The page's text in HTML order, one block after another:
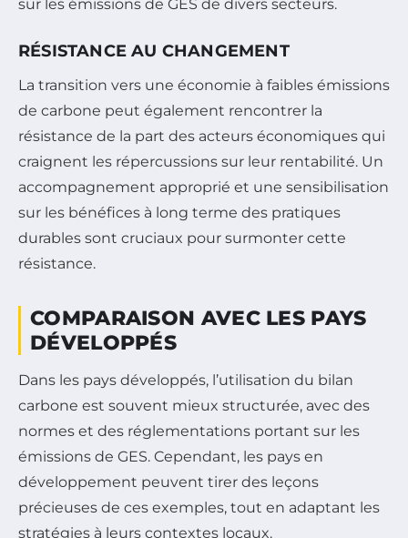
sur les émissions de GES de divers secteurs.
RÉSISTANCE AU CHANGEMENT
La transition vers une économie à faibles émissions
de carbone peut également rencontrer la
résistance de la part des acteurs économiques qui
craignent les répercussions sur leur rentabilité. Un
accompagnement approprié et une sensibilisation
sur les bénéfices à long terme des pratiques
durables sont cruciaux pour surmonter cette
résistance.
COMPARAISON AVEC LES PAYS
DÉVELOPPÉS
Dans les pays développés, l’utilisation du bilan
carbone est souvent mieux structurée, avec des
normes et des réglementations portant sur les
émissions de GES. Cependant, les pays en
développement peuvent tirer des leçons
précieuses de ces exemples, tout en adaptant les
stratégies à leurs contextes locaux.